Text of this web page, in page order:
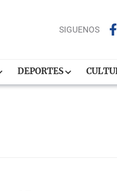
SIGUENOS
DEPORTES